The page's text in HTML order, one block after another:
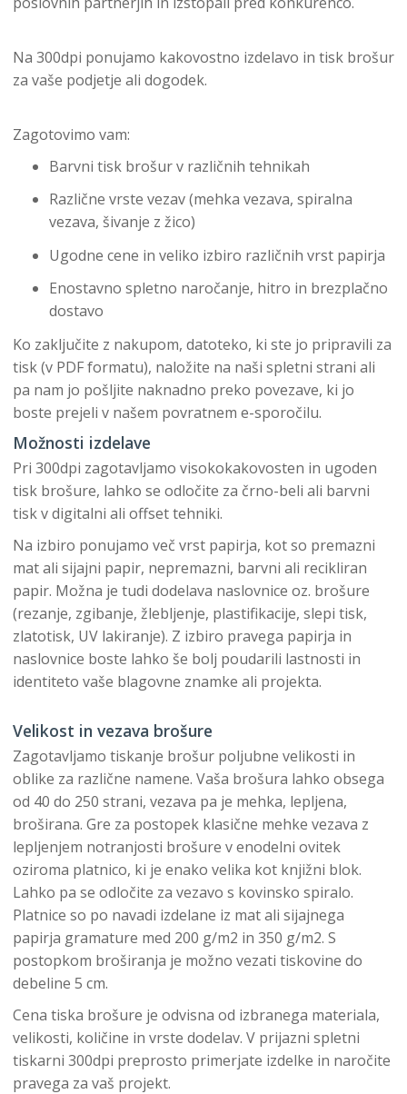
Na 300dpi ponujamo kakovostno izdelavo in tisk brošur
za vaše podjetje ali dogodek.
Zagotovimo vam:
Barvni tisk brošur v različnih tehnikah
Različne vrste vezav (mehka vezava, spiralna
vezava, šivanje z žico)
Ugodne cene in veliko izbiro različnih vrst papirja
Enostavno spletno naročanje, hitro in brezplačno
dostavo
Ko zaključite z nakupom, datoteko, ki ste jo pripravili za
tisk (v PDF formatu), naložite na naši spletni strani ali
pa nam jo pošljite naknadno preko povezave, ki jo
boste prejeli v našem povratnem e-sporočilu.
Možnosti izdelave
Pri 300dpi zagotavljamo visokokakovosten in ugoden
tisk brošure, lahko se odločite za črno-beli ali barvni
tisk v digitalni ali offset tehniki.
Na izbiro ponujamo več vrst papirja, kot so premazni
mat ali sijajni papir, nepremazni, barvni ali recikliran
papir. Možna je tudi dodelava naslovnice oz. brošure
(rezanje, zgibanje, žlebljenje, plastifikacije, slepi tisk,
zlatotisk, UV lakiranje). Z izbiro pravega papirja in
naslovnice boste lahko še bolj poudarili lastnosti in
identiteto vaše blagovne znamke ali projekta.
Velikost in vezava brošure
Zagotavljamo tiskanje brošur poljubne velikosti in
oblike za različne namene. Vaša brošura lahko obsega
od 40 do 250 strani, vezava pa je mehka, lepljena,
broširana. Gre za postopek klasične mehke vezava z
lepljenjem notranjosti brošure v enodelni ovitek
oziroma platnico, ki je enako velika kot knjižni blok.
Lahko pa se odločite za vezavo s kovinsko spiralo.
Platnice so po navadi izdelane iz mat ali sijajnega
papirja gramature med 200 g/m2 in 350 g/m2. S
postopkom broširanja je možno vezati tiskovine do
debeline 5 cm.
Cena tiska brošure je odvisna od izbranega materiala,
velikosti, količine in vrste dodelav. V prijazni spletni
tiskarni 300dpi preprosto primerjate izdelke in naročite
pravega za vaš projekt.